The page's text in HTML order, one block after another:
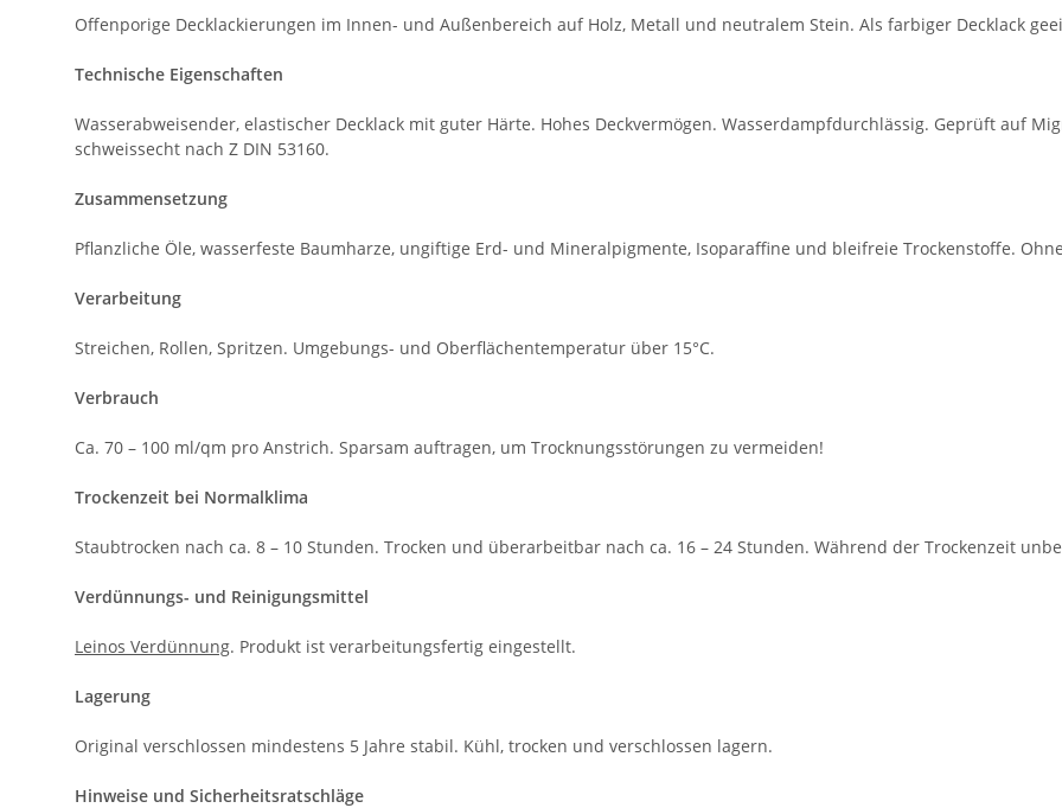
Offenporige Decklackierungen im Innen- und Außenbereich auf Holz, Metall und neutralem Stein. Als farbiger Decklack
Technische Eigenschaften
Wasserabweisender, elastischer Decklack mit guter Härte. Hohes Deckvermögen. Wasserdampfdurchlässig. Geprüft auf
schweissecht nach Z DIN 53160.
Zusammensetzung
Pflanzliche Öle, wasserfeste Baumharze, ungiftige Erd- und Mineralpigmente, Isoparaffine und bleifreie Trockenstoffe.
Verarbeitung
Streichen, Rollen, Spritzen. Umgebungs- und Oberflächentemperatur über 15°C.
Verbrauch
Ca. 70 – 100 ml/qm pro Anstrich. Sparsam auftragen, um Trocknungsstörungen zu vermeiden!
Trockenzeit bei Normalklima
Staubtrocken nach ca. 8 – 10 Stunden. Trocken und überarbeitbar nach ca. 16 – 24 Stunden. Während der Trockenzeit
Verdünnungs- und Reinigungsmittel
Leinos Verdünnung. Produkt ist verarbeitungsfertig eingestellt.
Lagerung
Original verschlossen mindestens 5 Jahre stabil. Kühl, trocken und verschlossen lagern.
Hinweise und Sicherheitsratschläge